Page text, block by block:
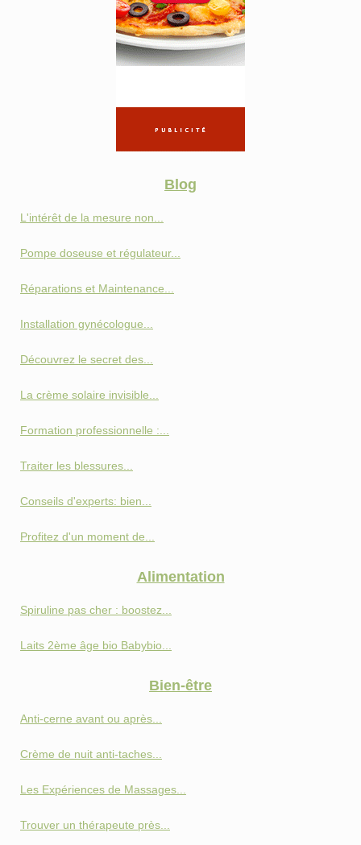
Blog
L'intérêt de la mesure non...
Pompe doseuse et régulateur...
Réparations et Maintenance...
Installation gynécologue...
Découvrez le secret des...
La crème solaire invisible...
Formation professionnelle :...
Traiter les blessures...
Conseils d'experts: bien...
Profitez d'un moment de...
Alimentation
Spiruline pas cher : boostez...
Laits 2ème âge bio Babybio...
Bien-être
Anti‑cerne avant ou après...
Crème de nuit anti-taches...
Les Expériences de Massages...
Trouver un thérapeute près...